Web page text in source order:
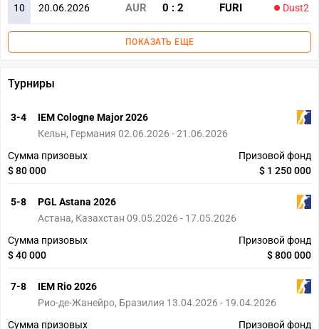
10 20.06.2026 AUR FURI
0 : 2 Dust2
ПОКАЗАТЬ ЕЩЕ
Турниры
3-4
IEM Cologne Major 2026
Кельн, Германия 02.06.2026 - 21.06.2026
Сумма призовых
$ 80 000
Призовой фонд
$ 1 250 000
5-8
PGL Astana 2026
Астана, Казахстан 09.05.2026 - 17.05.2026
Сумма призовых
$ 40 000
Призовой фонд
$ 800 000
7-8
IEM Rio 2026
Рио-де-Жанейро, Бразилия 13.04.2026 - 19.04.2026
Сумма призовых
Призовой фонд